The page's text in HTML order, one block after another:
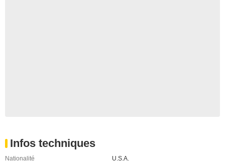
Infos techniques
Nationalité
U.S.A.